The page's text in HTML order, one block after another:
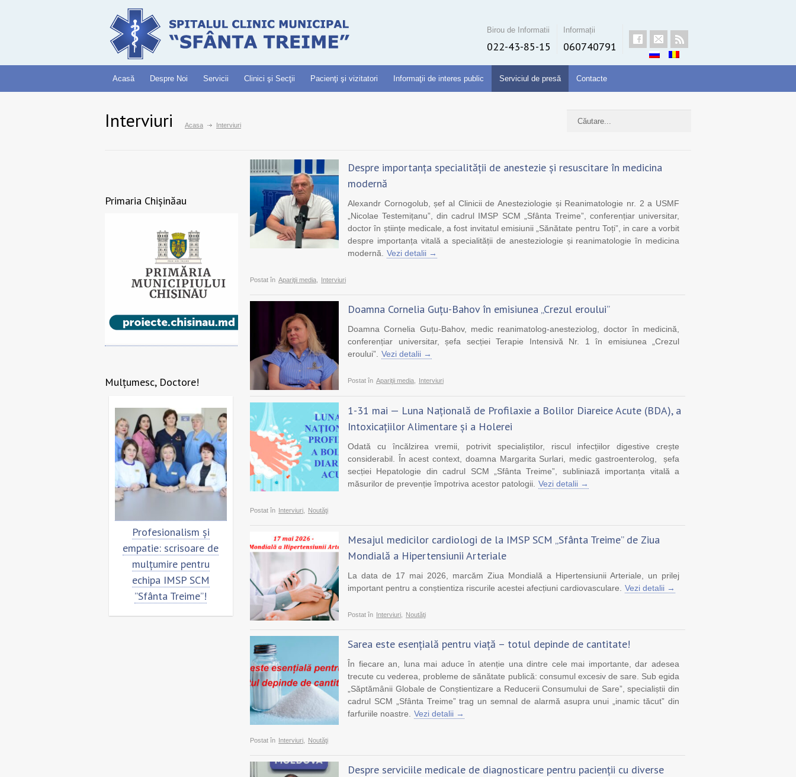
Birou de Informatii
022-43-85-15
Informații
060740791
Acasă Despre Noi Servicii Clinici şi Secţii Pacienţi şi vizitatori Informaţii de interes public Serviciul de presă Contacte
Interviuri Acasa Interviuri
Primaria Chișinăau
Mulțumesc, Doctore!
Profesionalism și
empatie: scrisoare de
mulțumire pentru
echipa IMSP SCM
”Sfânta Treime”!
pentru echipa SCM
”Sfânta Treime”
oameni. Scrisori de
mulțumire pentru
echipa SCM ”Sfânta
Treime”
empatie: scrisoare de
echipa IMSP SCM
”Sfânta Treime”
Despre importanța specialității de anestezie și resuscitare în medicina
modernă
Alexandr Cornogolub, șef al Clinicii de Anesteziologie și Reanimatologie nr. 2 a USMF
„Nicolae Testemițanu”, din cadrul IMSP SCM „Sfânta Treime”, conferențiar universitar,
doctor în științe medicale, a fost invitatul emisiunii „Sănătate pentru Toți”, in care a vorbit
despre importanța vitală a specialității de anesteziologie și reanimatologie în medicina
modernă.
Vezi detalii →
Postat în Apariţii media Interviuri
Doamna Cornelia Guțu-Bahov în emisiunea „Crezul eroului”
Doamna Cornelia Guțu-Bahov, medic reanimatolog-anesteziolog, doctor în medicină,
conferențiar universitar, șefa secției Terapie Intensivă Nr. 1 în emisiunea „Crezul
eroului”.
Vezi detalii →
Postat în Apariţii media Interviuri
1-31 mai — Luna Națională de Profilaxie a Bolilor Diareice Acute (BDA), a
Intoxicațiilor Alimentare și a Holerei
Odată cu încălzirea vremii, potrivit specialiștilor, riscul infecțiilor digestive crește
considerabil. În acest context, doamna Margarita Surlari, medic gastroenterolog, șefa
secției Hepatologie din cadrul SCM „Sfânta Treime”, subliniază importanța vitală a
măsurilor de prevenție împotriva acestor patologii. Vezi detalii →
Postat în Interviuri Noutăţi
Mesajul medicilor cardiologi de la IMSP SCM „Sfânta Treime” de Ziua
Mondială a Hipertensiunii Arteriale
La data de 17 mai 2026, marcăm Ziua Mondială a Hipertensiunii Arteriale, un prilej
important pentru a conștientiza riscurile acestei afecțiuni cardiovasculare.
Vezi detalii →
Postat în Interviuri Noutăţi
Sarea este esențială pentru viață – totul depinde de cantitate!
În fiecare an, luna mai aduce în atenție una dintre cele mai importante, dar adesea
trecute cu vederea, probleme de sănătate publică: consumul excesiv de sare. Sub egida
„Săptămânii Globale de Conștientizare a Reducerii Consumului de Sare”, specialiștii din
cadrul SCM „Sfânta Treime” trag un semnal de alarmă asupra unui „inamic tăcut” din
farfuriile noastre.
Vezi detalii →
Postat în Interviuri Noutăţi
Despre serviciile medicale de diagnosticare pentru pacienții cu diverse